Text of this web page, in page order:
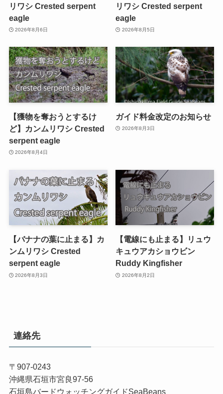
リワシ Crested serpent
eagle
2026年8月6日
リワシ Crested serpent
eagle
2026年8月5日
【獲物を奪おうとするけ
ど】カンムリワシ Crested
serpent eagle
2026年8月4日
ガイド料金改定のお知らせ
2026年8月3日
【バナナの葉に止まる】カ
ンムリワシ Crested
serpent eagle
2026年8月3日
【電線にも止まる】リュウ
キュウアカショウビン
Ruddy Kingfisher
2026年8月2日
連絡先
〒907-0243
沖縄県石垣市宮良97-56
石垣島バードウォッチングガイドSeaBeans